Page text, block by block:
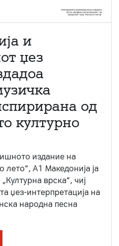
и
џез
од
културно
издание на
лето“, А1 Македонија ја
врска“, чиј
џез-интерпретација на
народна песна